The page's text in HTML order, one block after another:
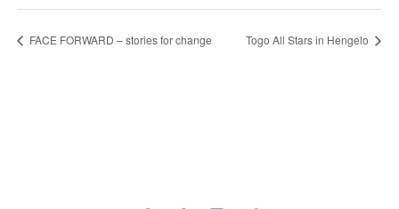
FACE FORWARD – stories for change Togo All Stars in Hengelo